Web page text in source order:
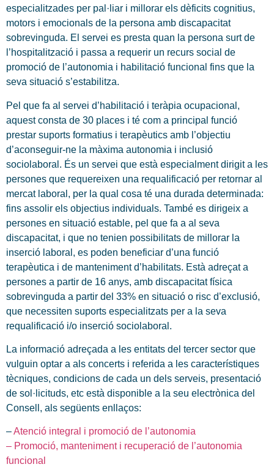
especialitzades per pal·liar i millorar els dèficits cognitius,
motors i emocionals de la persona amb discapacitat
sobrevinguda. El servei es presta quan la persona surt de
l’hospitalització i passa a requerir un recurs social de
promoció de l’autonomia i habilitació funcional fins que la
seva situació s’estabilitza.
Pel que fa al servei d’habilitació i teràpia ocupacional,
aquest consta de 30 places i té com a principal funció
prestar suports formatius i terapèutics amb l’objectiu
d’aconseguir-ne la màxima autonomia i inclusió
sociolaboral. És un servei que està especialment dirigit a les
persones que requereixen una requalificació per retornar al
mercat laboral, per la qual cosa té una durada determinada:
fins assolir els objectius individuals. També es dirigeix a
persones en situació estable, pel que fa a al seva
discapacitat, i que no tenien possibilitats de millorar la
inserció laboral, es poden beneficiar d’una funció
terapèutica i de manteniment d’habilitats. Està adreçat a
persones a partir de 16 anys, amb discapacitat física
sobrevinguda a partir del 33% en situació o risc d’exclusió,
que necessiten suports especialitzats per a la seva
requalificació i/o inserció sociolaboral.
La informació adreçada a les entitats del tercer sector que
vulguin optar a als concerts i referida a les característiques
tècniques, condicions de cada un dels serveis, presentació
de sol·licituds, etc està disponible a la seu electrònica del
Consell, als següents enllaços:
–Atenció integral i promoció de l’autonomia
– Promoció, manteniment i recuperació de l’autonomia
funcional